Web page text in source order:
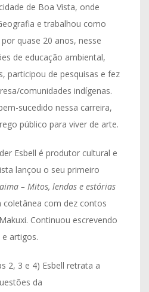
de Boa Vista, onde
e trabalhou como
quase 20 anos, nesse
de educação ambiental,
participou de pesquisas e fez
comunidades indígenas.
sucedido nessa carreira,
público para viver de arte.
Esbell é produtor cultural e
lançou o seu primeiro
– Mitos, lendas e estórias
coletânea com dez contos
Continuou escrevendo
artigos.
2, 3 e 4) Esbell retrata a
da